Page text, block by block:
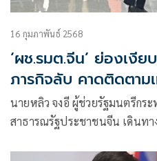
16 กุมภาพันธ์ 2568
‘ผช.รมต.จีน’ ย่องเ
ภารกิจลับ คาดติดตาม
นายหลิว จงอี ผู้ช่วยรัฐมนตรีกร
สาธารณรัฐประชาชนจีน เดินท